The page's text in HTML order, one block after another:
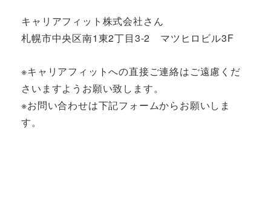
キャリアフィット株式会社さん
札幌市中央区南1東2丁目3-2 マツヒロビル3F
※キャリアフィットへの直接ご連絡はご遠慮くだ
さいますようお願い致します。
※お問い合わせは下記フォームからお願いしま
す。